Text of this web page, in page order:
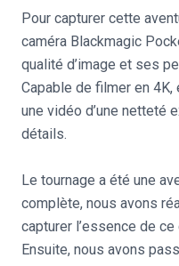
Pour capturer cette
caméra Blackmagic
qualité d’image et ses
Capable de filmer en
une vidéo d’une netteté
détails.
Le tournage a été une
complète, nous avons
capturer l’essence de
Ensuite, nous avons